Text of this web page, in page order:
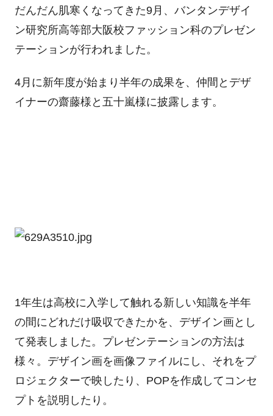
だんだん肌寒くなってきた9月、バンタンデザイ
ン研究所高等部大阪校ファッション科のプレゼン
テーションが行われました。
4月に新年度が始まり半年の成果を、仲間とデザ
イナーの齋藤様と五十嵐様に披露します。
1年生は高校に入学して触れる新しい知識を半年
の間にどれだけ吸収できたかを、デザイン画とし
て発表しました。プレゼンテーションの方法は
様々。デザイン画を画像ファイルにし、それをプ
ロジェクターで映したり、POPを作成してコンセ
プトを説明したり。